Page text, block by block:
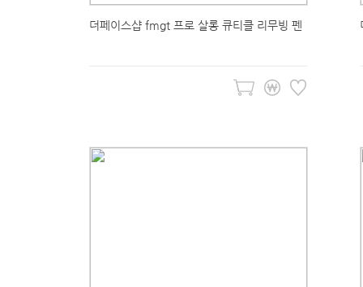
더페이스샵 fmgt 프로 살롱 큐티클 리무빙 펜